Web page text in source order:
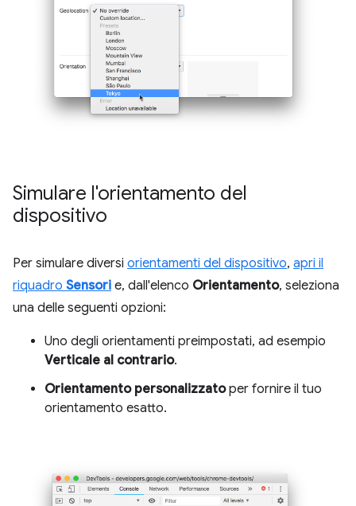
Simulare l'orientamento del
dispositivo
Per simulare diversi orientamenti del dispositivo, apri il
riquadro Sensori e, dall'elenco Orientamento, seleziona
una delle seguenti opzioni:
Uno degli orientamenti preimpostati, ad esempio
Verticale al contrario.
Orientamento personalizzatoper fornire il tuo
orientamento esatto.